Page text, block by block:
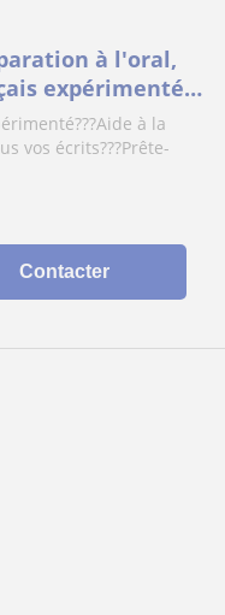
à l'oral,
expérimenté -
à la
vos écrits???Prête-
Contacter